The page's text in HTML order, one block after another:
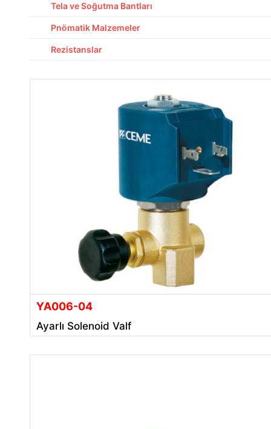
Tela ve Soğutma Bantları
Pnömatik Malzemeler
Rezistanslar
YA006-04
Ayarlı Solenoid Valf